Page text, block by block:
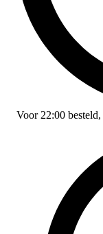
Voor 22:00 besteld,